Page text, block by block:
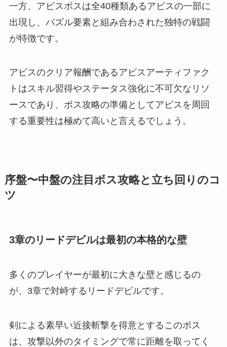
一方、アビスボスは全40種類あるアビスの一部に
出現し、パズル要素と組み合わされた独特の戦闘
が特徴です。
アビスのクリア報酬であるアビスアーティファク
トはスキル習得やステータス強化に不可欠なリソ
ースであり、ボス攻略の準備としてアビスを周回
する重要性は極めて高いと言えるでしょう。
序盤〜中盤の注目ボス攻略と立ち回りのコ
ツ
3章のリードデビルは最初の本格的な壁
多くのプレイヤーが最初に大きな壁と感じるの
が、3章で対峙するリードデビルです。
剣による素早い近接斬撃を得意とするこのボス
は、攻撃以外のタイミングで常に距離を取ってく